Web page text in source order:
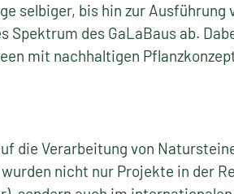
selbiger, bis hin zur Ausführung
des GaLaBaus ab.
mit nachhaltigen
die Verarbeitung von
nicht nur Projekte in der